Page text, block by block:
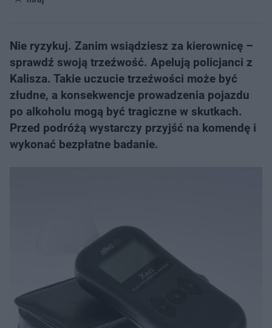
Nie ryzykuj. Zanim wsiądziesz za kierownicę –
sprawdź swoją trzeźwość. Apelują policjanci z
Kalisza. Takie uczucie trzeźwości może być
złudne, a konsekwencje prowadzenia pojazdu
po alkoholu mogą być tragiczne w skutkach.
Przed podróżą wystarczy przyjść na komendę i
wykonać bezpłatne badanie.